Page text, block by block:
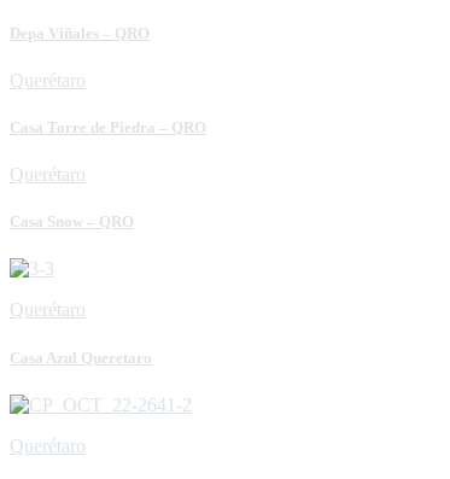
Depa Viñales – QRO
Querétaro
Casa Torre de Piedra – QRO
Querétaro
Casa Snow – QRO
Querétaro
Casa Azul Queretaro
Querétaro